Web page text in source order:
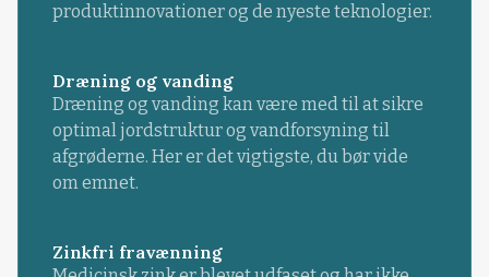
produktinnovationer og de nyeste teknologier.
Dræning og vanding
Dræning og vanding kan være med til at sikre
optimal jordstruktur og vandforsyning til
afgrøderne. Her er det vigtigste, du bør vide
om emnet.
Zinkfri fravænning